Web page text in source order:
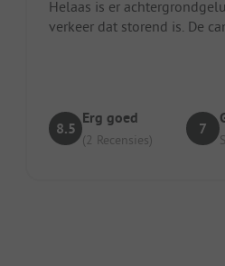
Helaas is er
verkeer dat storend is. De
8.5
Erg goed
(2 Recensies)
7